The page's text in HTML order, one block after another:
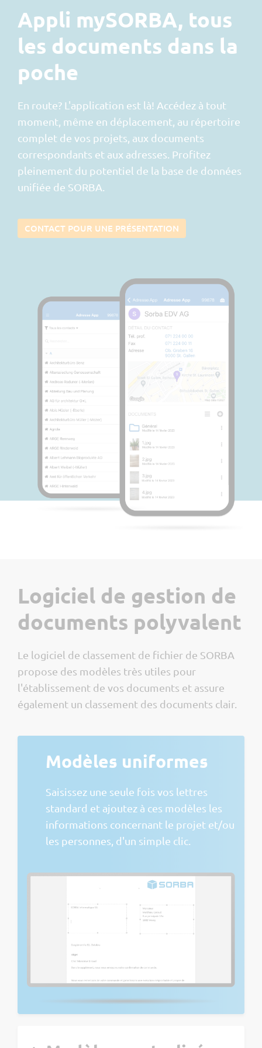
Appli mySORBA, tous
les documents dans la
poche
En route? L'application est là! Accédez à tout
moment, même en déplacement, au répertoire
complet de vos projets, aux documents
correspondants et aux adresses. Profitez
pleinement du potentiel de la base de données
unifiée de SORBA.
CONTACT POUR UNE PRÉSENTATION
Logiciel de gestion de
documents polyvalent
Le logiciel de classement de fichier de SORBA
propose des modèles très utiles pour
l'établissement de vos documents et assure
également un classement des documents clair.
Modèles uniformes
Saisissez une seule fois vos lettres
standard et ajoutez à ces modèles les
informations concernant le projet et/ou
les personnes, d'un simple clic.